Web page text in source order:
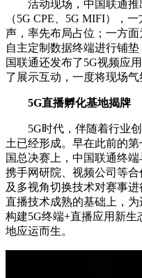
活动现场，中国联通推
（5G CPE、5G MIFI），
声，率先布局占位；一方
自主定制数据终端进行铺
国联通还发布了5G视频应
了展示互动，一度将现场气
5G直播孵化基地揭牌
5G时代，伴随着行业创
土已经形成。早在此前的
国总决赛上，中国联通终
携手网研院、视频公司等
及多视角切换技术对赛事
直播技术成熟的基础上，为
构建5G终端+直播应用新生
地应运而生。